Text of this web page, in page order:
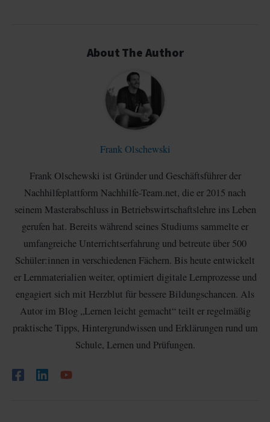
About The Author
Frank Olschewski
Frank Olschewski ist Gründer und Geschäftsführer der
Nachhilfeplattform Nachhilfe-Team.net, die er 2015 nach
seinem Masterabschluss in Betriebswirtschaftslehre ins Leben
gerufen hat. Bereits während seines Studiums sammelte er
umfangreiche Unterrichtserfahrung und betreute über 500
Schüler:innen in verschiedenen Fächern. Bis heute entwickelt
er Lernmaterialien weiter, optimiert digitale Lernprozesse und
engagiert sich mit Herzblut für bessere Bildungschancen. Als
Autor im Blog „Lernen leicht gemacht“ teilt er regelmäßig
praktische Tipps, Hintergrundwissen und Erklärungen rund um
Schule, Lernen und Prüfungen.